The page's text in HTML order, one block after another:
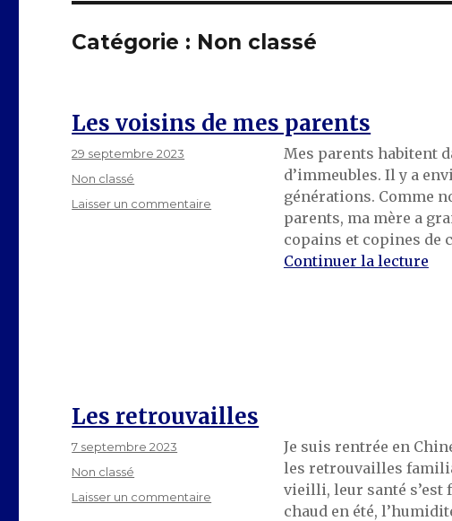
Catégorie : Non classé
Les voisins de mes parents
Mes parents habitent
d’immeubles. Il y a
générations. Comme
parents, ma mère a
copains et copines de
Continuer la lecturede
Publié
29 septembre 2023
Catégories
Non classé
Laisser un commentaire
Les retrouvailles
Je suis rentrée en
les retrouvailles
vieilli, leur santé s’est
chaud en été,
Publié
le
7 septembre 2023
Catégories
Non classé
Laisser un commentaire